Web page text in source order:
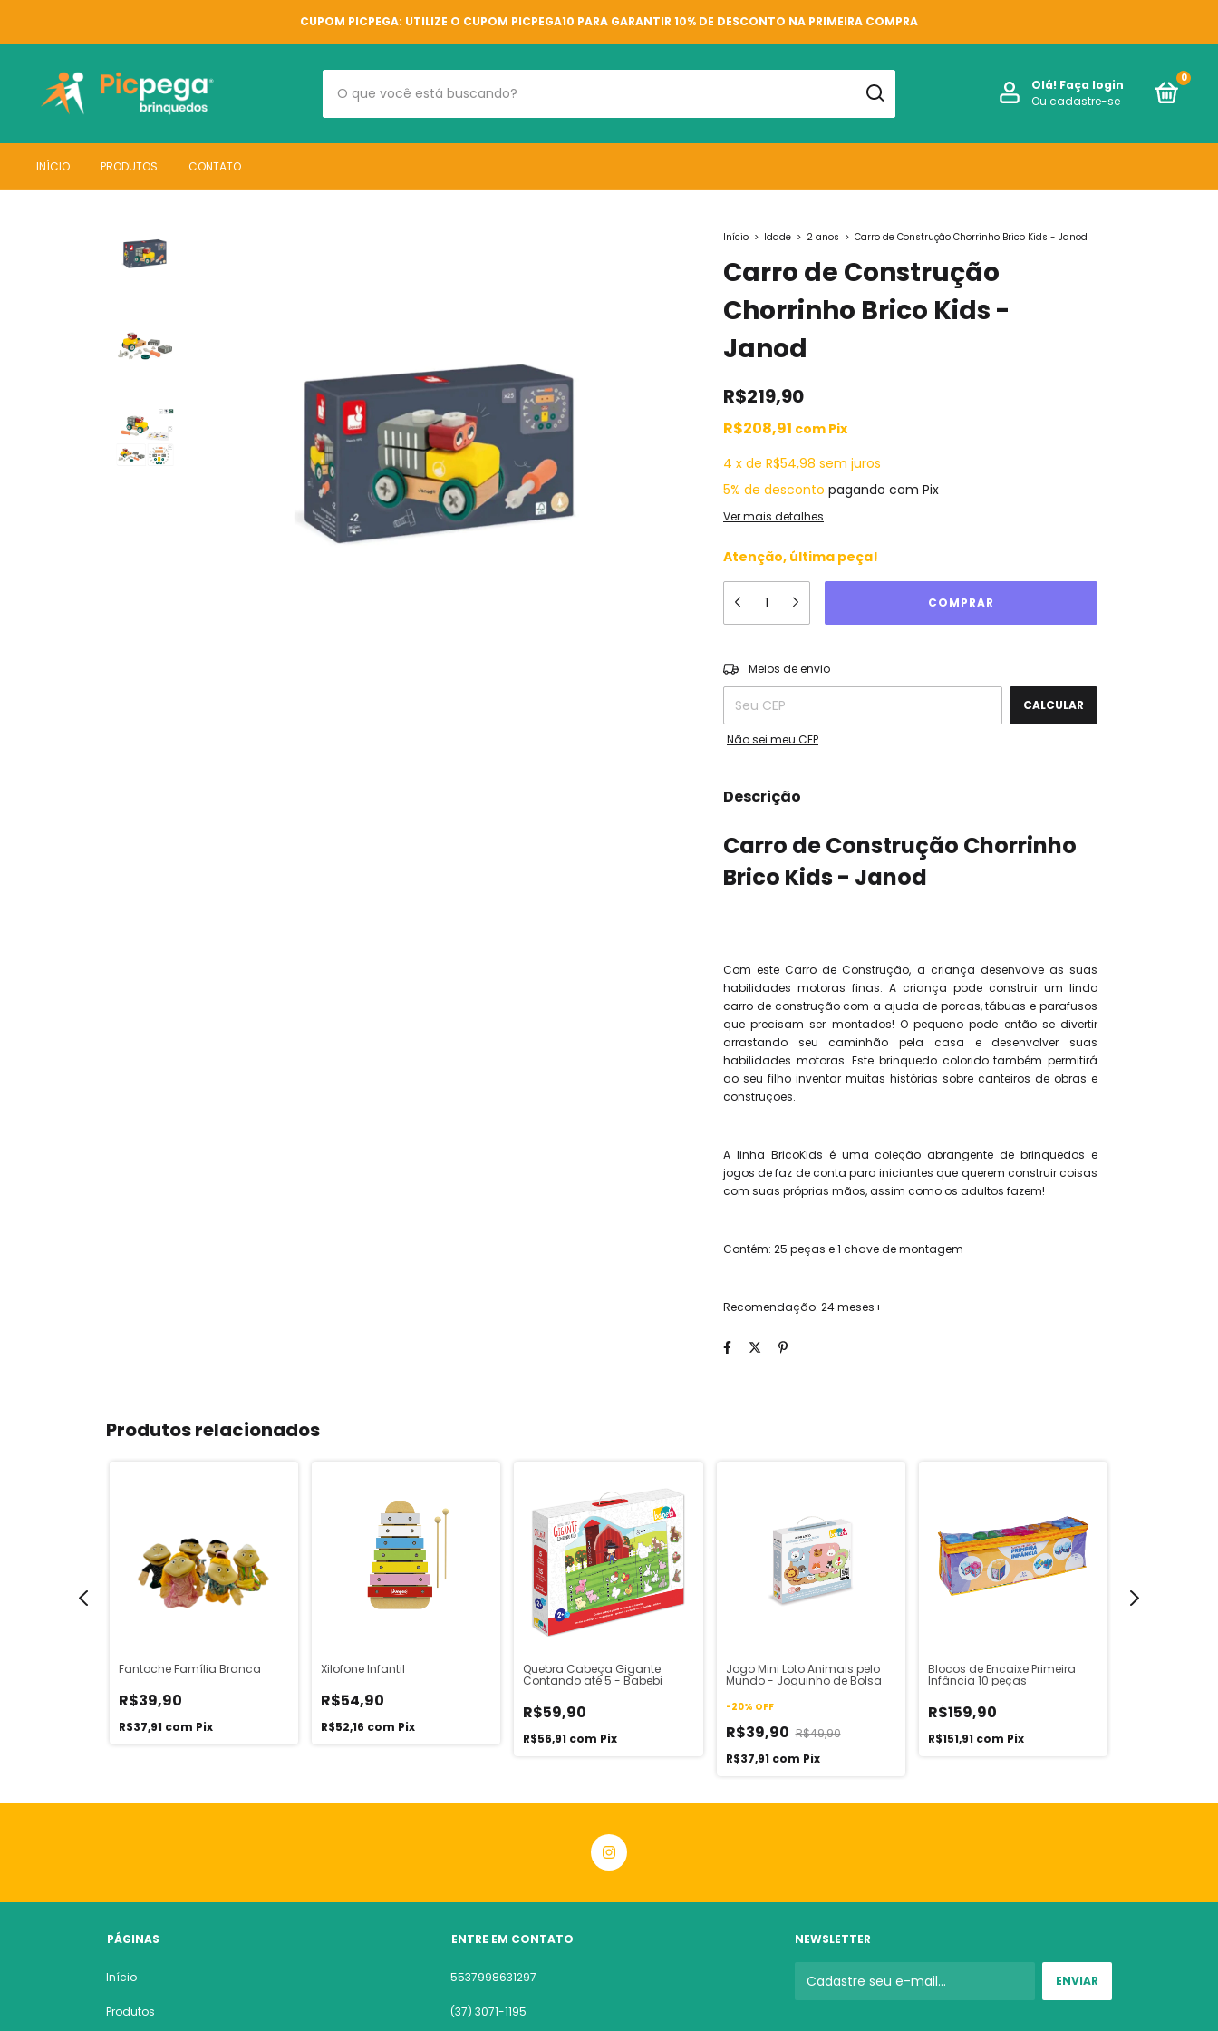
CUPOM PICPEGA: UTILIZE O CUPOM PICPEGA10 PARA GARANTIR 10% DE DESCONTO NA PRIMEIRA COMPRA
Olá! Faça login
Ou cadastre-se
0
INÍCIO PRODUTOS CONTATO
Início > Idade > 2 anos > Carro de Construção Chorrinho Brico Kids - Janod
Carro de Construção
Chorrinho Brico Kids -
Janod
R$219,90
R$208,91 com Pix
4 x de R$54,98 sem juros
5% de desconto pagando com Pix
Ver mais detalhes
Atenção, última peça!
Entregas para o CEP:
Meios de envio
CALCULAR
Não sei meu CEP
Descrição
Carro de Construção Chorrinho
Brico Kids - Janod
Com este Carro de Construção, a criança desenvolve as suas
habilidades motoras finas. A criança pode construir um lindo
carro de construção com a ajuda de porcas, tábuas e parafusos
que precisam ser montados! O pequeno pode então se divertir
arrastando seu caminhão pela casa e desenvolver suas
habilidades motoras. Este brinquedo colorido também permitirá
ao seu filho inventar muitas histórias sobre canteiros de obras e
construções.
A linha BricoKids é uma coleção abrangente de brinquedos e
jogos de faz de conta para iniciantes que querem construir coisas
com suas próprias mãos, assim como os adultos fazem!
Contém: 25 peças e 1 chave de montagem
Recomendação: 24 meses+
Produtos relacionados
Fantoche Família Branca
R$39,90
R$37,91 com Pix
Xilofone Infantil
R$54,90
R$52,16 com Pix
Quebra Cabeça Gigante
Contando até 5 - Babebi
R$59,90
R$56,91 com Pix
Jogo Mini Loto Animais pelo
Mundo - Joguinho de Bolsa
-20% OFF
R$39,90 R$49,90
R$37,91 com Pix
Blocos de Encaixe Primeira
Infância 10 peças
R$159,90
R$151,91 com Pix
PÁGINAS
Início
Produtos
ENTRE EM CONTATO
5537998631297
(37) 3071-1195
NEWSLETTER